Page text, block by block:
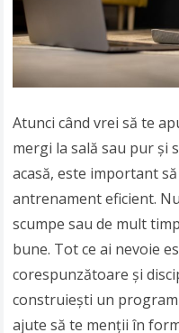
Atunci când vrei să te
mergi la sală sau pur și
acasă, este important
antrenament eficient.
scumpe sau de mult
bune. Tot ce ai nevoie
corespunzătoare și
construiești un
ajute să te menții în